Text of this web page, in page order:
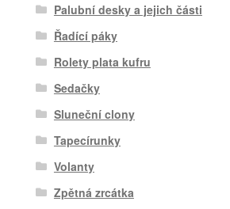
Palubní desky a jejich části
Řadící páky
Rolety plata kufru
Sedačky
Sluneční clony
Tapecírunky
Volanty
Zpětná zrcátka